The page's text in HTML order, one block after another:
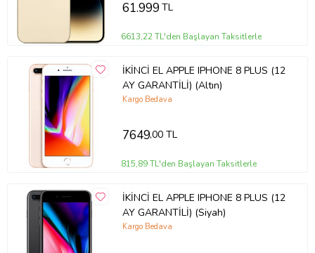
61.999TL
6613,22 TL'den Başlayan Taksitlerle
İKİNCİ EL APPLE IPHONE 8 PLUS (12
AY GARANTİLİ) (Altın)
Kargo Bedava
7649,00 TL
815,89 TL'den Başlayan Taksitlerle
İKİNCİ EL APPLE IPHONE 8 PLUS (12
AY GARANTİLİ) (Siyah)
Kargo Bedava